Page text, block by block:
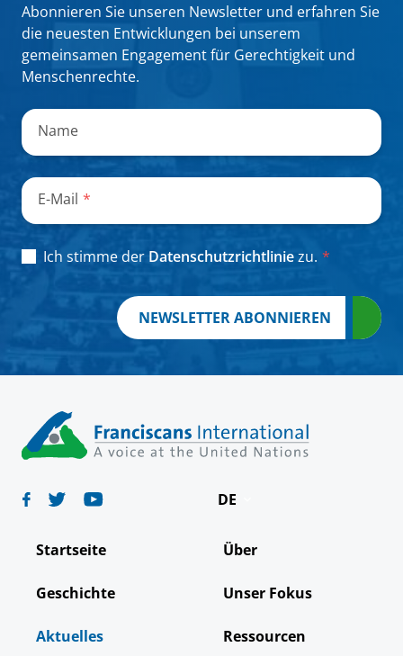
Abonnieren Sie unseren Newsletter und erfahren Sie
die neuesten Entwicklungen bei unserem
gemeinsamen Engagement für Gerechtigkeit und
Menschenrechte.
„ *“
zeigt
erforderliche
Felder
an
Name
E-Mail *
Consent *
Ich stimme der Datenschutzrichtliniezu. *
NEWSLETTER ABONNIEREN
DE
English
Italiano
Startseite Über
Geschichte Unser Fokus
Aktuelles Ressourcen